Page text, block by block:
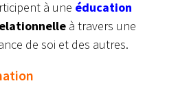
à une éducation
à travers une
de soi et des autres.